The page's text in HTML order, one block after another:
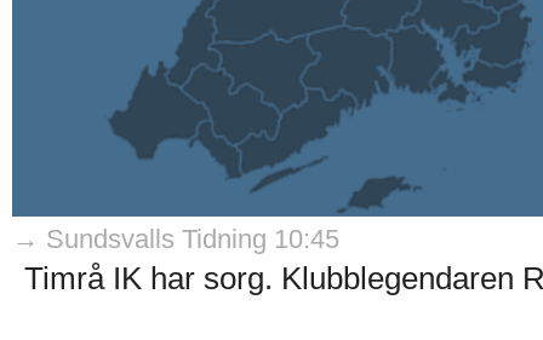
→ Sundsvalls Tidning 10:45
Timrå IK har sorg. Klubblegendaren